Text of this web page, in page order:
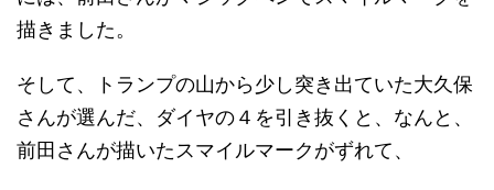
描きました。
そして、トランプの山から少し突き出ていた大久保
さんが選んだ、ダイヤの４を引き抜くと、なんと、
前田さんが描いたスマイルマークがずれて、